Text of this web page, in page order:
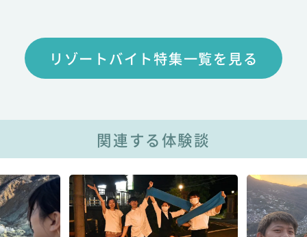
リゾートバイト特集一覧を見る
関連する体験談